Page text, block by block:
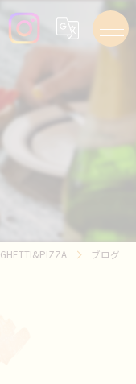
ブログ